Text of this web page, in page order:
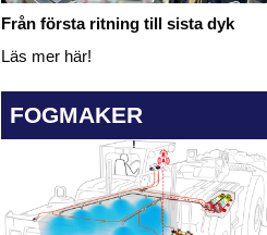
Från första ritning till sista dyk
Läs mer här!
FOGMAKER